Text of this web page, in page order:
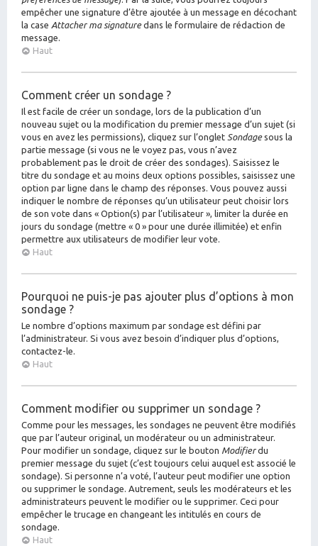
empêcher une signature d’être ajoutée à un message en décochant
la case Attacher ma signaturedans le formulaire de rédaction de
message.
Haut
Comment créer un sondage ?
Il est facile de créer un sondage, lors de la publication d’un
nouveau sujet ou la modification du premier message d’un sujet (si
vous en avez les permissions), cliquez sur l’onglet Sondagesous la
partie message (si vous ne le voyez pas, vous n’avez
probablement pas le droit de créer des sondages). Saisissez le
titre du sondage et au moins deux options possibles, saisissez une
option par ligne dans le champ des réponses. Vous pouvez aussi
indiquer le nombre de réponses qu’un utilisateur peut choisir lors
de son vote dans « Option(s) par l’utilisateur », limiter la durée en
jours du sondage (mettre « 0 » pour une durée illimitée) et enfin
permettre aux utilisateurs de modifier leur vote.
Haut
Pourquoi ne puis-je pas ajouter plus d’options à mon
sondage ?
Le nombre d’options maximum par sondage est défini par
l’administrateur. Si vous avez besoin d’indiquer plus d’options,
contactez-le.
Haut
Comment modifier ou supprimer un sondage ?
Comme pour les messages, les sondages ne peuvent être modifiés
que par l’auteur original, un modérateur ou un administrateur.
Pour modifier un sondage, cliquez sur le bouton Modifierdu
premier message du sujet (c’est toujours celui auquel est associé le
sondage). Si personne n’a voté, l’auteur peut modifier une option
ou supprimer le sondage. Autrement, seuls les modérateurs et les
administrateurs peuvent le modifier ou le supprimer. Ceci pour
empêcher le trucage en changeant les intitulés en cours de
sondage.
Haut